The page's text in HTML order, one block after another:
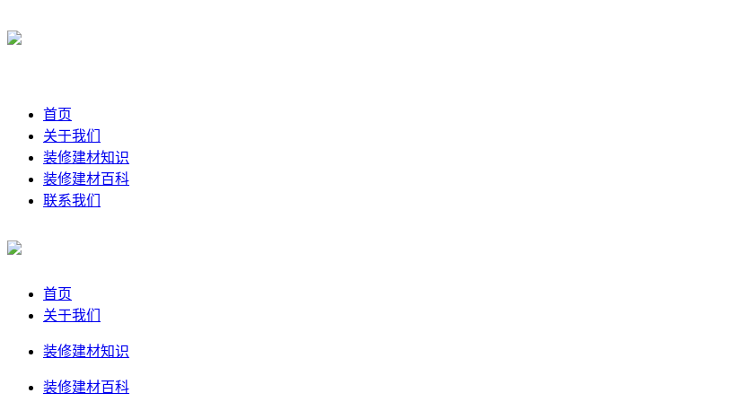
首页
关于我们
装修建材知识
装修建材百科
联系我们
首页
关于我们
装修建材知识
装修建材百科